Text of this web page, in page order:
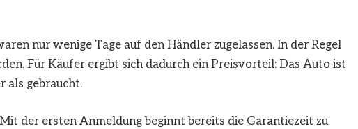
nur wenige Tage auf den Händler zugelassen. In der Regel
Für Käufer ergibt sich dadurch ein Preisvorteil: Das Auto ist
als gebraucht.
der ersten Anmeldung beginnt bereits die Garantiezeit zu